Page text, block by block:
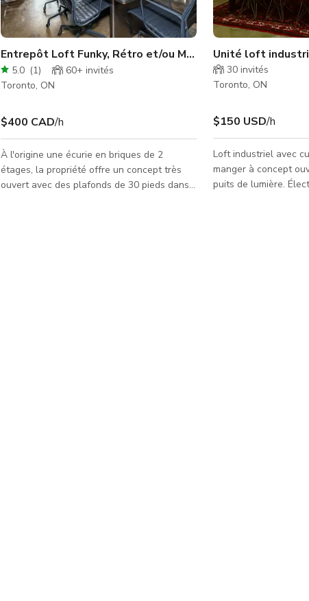
Entrepôt Loft Funky, Rétro et/ou Maison d'Hôtes
5.0 (1) 60+ invités
Toronto, ON
$400 CAD/h
À l'origine une écurie en briques de 2
étages, la propriété offre un concept très
ouvert avec des plafonds de 30 pieds dans
Unité loft
30 invités
Toronto, ON
$150 USD/h
Loft industriel avec
manger à concept
puits de lumière.